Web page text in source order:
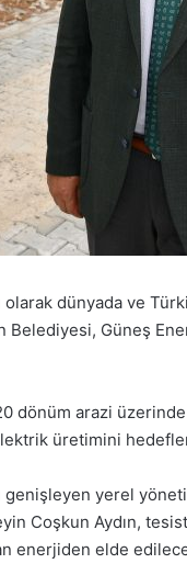
dünyada ve
Belediyesi, Güneş
dönüm arazi
üretimini
genişleyen yerel
Coşkun Aydın,
enerjiden elde